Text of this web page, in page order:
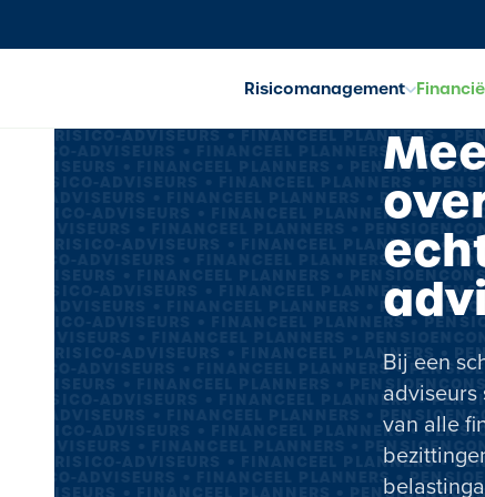
Risicomanagement
RISICO-ADVISEURS • FINANCEEL PLANNERS •
RISICO-ADVISEURS • FINANCEEL PLANNERS •
ADVISEURS • FINANCEEL PLANNERS •
RISICO-ADVISEURS • FINANCEEL PLANNERS •
ADVISEURS • FINANCEEL PLANNERS •
RISICO-ADVISEURS • FINANCEEL PLANNERS •
ADVISEURS • FINANCEEL PLANNERS •
RISICO-ADVISEURS • FINANCEEL PLANNERS •
RISICO-ADVISEURS • FINANCEEL PLANNERS •
ADVISEURS • FINANCEEL PLANNERS •
RISICO-ADVISEURS • FINANCEEL PLANNERS •
ADVISEURS • FINANCEEL PLANNERS •
RISICO-ADVISEURS • FINANCEEL PLANNERS •
RISICO-ADVISEURS • FINANCEEL PLANNERS •
RISICO-ADVISEURS • FINANCEEL PLANNERS •
ADVISEURS • FINANCEEL PLANNERS •
RISICO-ADVISEURS • FINANCEEL PLANNERS •
ADVISEURS • FINANCEEL PLANNERS •
RISICO-ADVISEURS • FINANCEEL PLANNERS •
ADVISEURS • FINANCEEL PLANNERS •
RISICO-ADVISEURS • FINANCEEL PLANNERS •
RISICO-ADVISEURS • FINANCEEL PLANNERS •
Bij een
van alle